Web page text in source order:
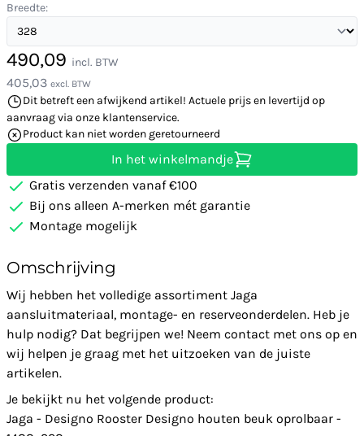
Breedte:
490,09 incl. BTW
405,03 excl. BTW
Dit betreft een afwijkend artikel! Actuele prijs en levertijd op
aanvraag via onze klantenservice.
Product kan niet worden geretourneerd
In het winkelmandje
Gratis verzenden vanaf €100
Bij ons alleen A-merken mét garantie
Montage mogelijk
Omschrijving
Wij hebben het volledige assortiment Jaga
aansluitmateriaal, montage- en reserveonderdelen. Heb je
hulp nodig? Dat begrijpen we! Neem contact met ons op en
wij helpen je graag met het uitzoeken van de juiste
artikelen.
Je bekijkt nu het volgende product:
Jaga - Designo Rooster Designo houten beuk oprolbaar -